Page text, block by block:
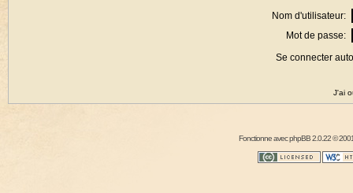
Nom d'utilisateur:
Mot de passe:
Se connecter
J'ai
Fonctionne avecphpBB2.0.22 ©